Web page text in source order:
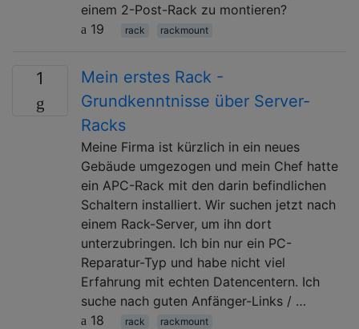
einem 2-Post-Rack zu montieren?
19
rack rackmount
1
Mein erstes Rack -
Grundkenntnisse über Server-
Racks
Meine Firma ist kürzlich in ein neues
Gebäude umgezogen und mein Chef hatte
ein APC-Rack mit den darin befindlichen
Schaltern installiert. Wir suchen jetzt nach
einem Rack-Server, um ihn dort
unterzubringen. Ich bin nur ein PC-
Reparatur-Typ und habe nicht viel
Erfahrung mit echten Datencentern. Ich
suche nach guten Anfänger-Links / …
18
rack rackmount